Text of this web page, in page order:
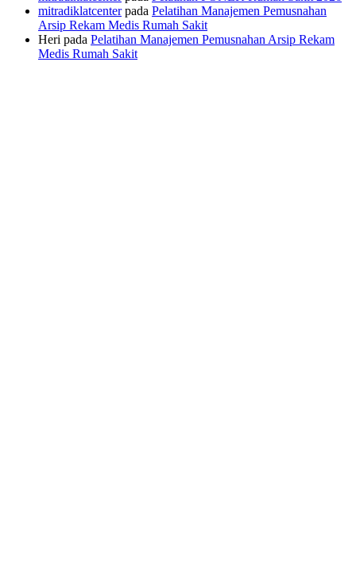
mitradiklatcenterpada Pelatihan Manajemen Pemusnahan
Arsip Rekam Medis Rumah Sakit
Heri pada Pelatihan Manajemen Pemusnahan Arsip Rekam
Medis Rumah Sakit